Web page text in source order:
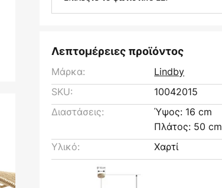
Λεπτομέρειες προϊόντος
Μάρκα:
Lindby
SKU:
10042015
Διαστάσεις:
Ύψος: 16 cm
Πλάτος: 50 cm
Υλικό:
Χαρτί